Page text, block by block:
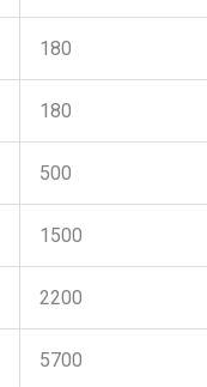
180
180
500
1500
2200
5700